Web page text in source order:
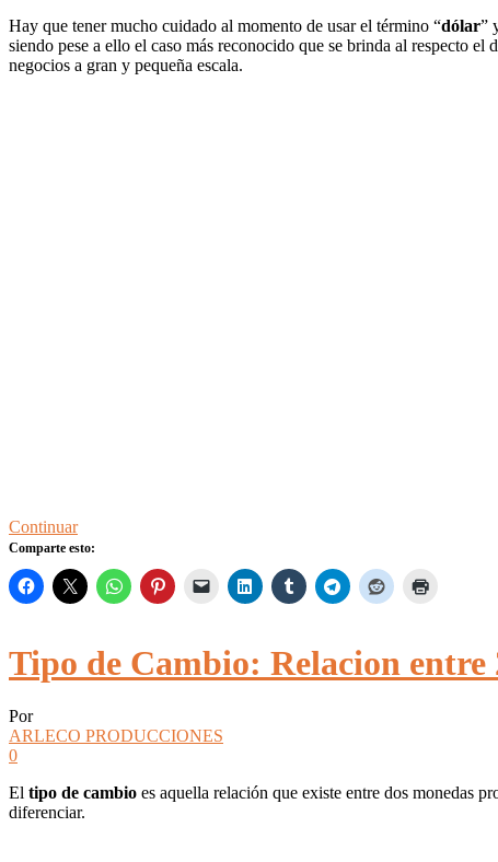
Hay que tener mucho cuidado al momento de usar el término “dólar”
siendo pese a ello el caso más reconocido que se brinda al respecto
negocios a gran y pequeña escala.
Continuar
Comparte esto:
Tipo de Cambio: Relacion entre
Por
ARLECO PRODUCCIONES
0
El tipo de cambio es aquella relación que existe entre dos monedas
diferenciar.